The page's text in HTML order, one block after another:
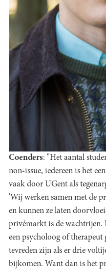
Coenders: "Het aantal
non-issue, iedereen is het
vaak door UGent als
'Wij werken samen met de
en kunnen ze laten
privémarkt is de wachtrijen.
een psycholoog of
tevreden zijn als er drie
bijkomen. Want dan is het